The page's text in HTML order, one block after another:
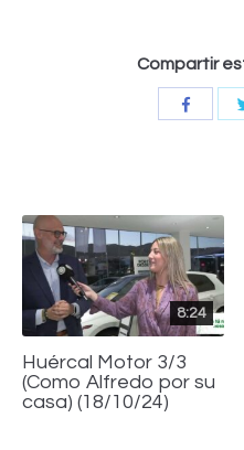
Compartir
8:24
Huércal Motor 3/3
(Como Alfredo por su
casa) (18/10/24)